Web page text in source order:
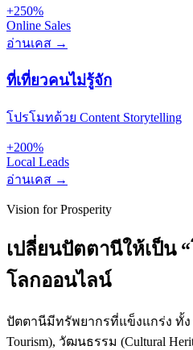
+250%
Online Sales
อ่านเคส →
ที่เที่ยวคนไม่รู้จัก
โปรโมทด้วย Content Storytelling
+200%
Local Leads
อ่านเคส →
Vision for Prosperity
เปลี่ยนปัตตานีให้เป็น
โลกออนไลน์
ปัตตานีมีทรัพยากรที่แข็งแกร่ง ทั้ง
Tourism), วัฒนธรรม (Cultural